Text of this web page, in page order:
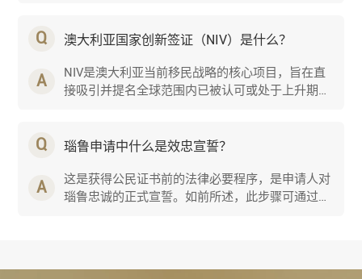
Q 澳大利亚国家创新签证（NIV）是什么？
A
NIV是澳大利亚当前移民战略的核心项目，旨在直
接吸引并提名全球范围内已被认可或处于上升期的
Q 瑙鲁申请中什么是效忠宣誓？
A
这是获得公民证书前的法律必要程序，是申请人对
瑙鲁忠诚的正式宣誓。如前所述，此步骤可通过远